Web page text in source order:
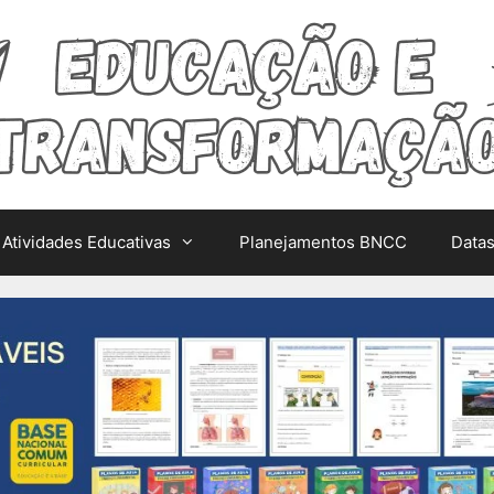
Atividades Educativas Planejamentos BNCC